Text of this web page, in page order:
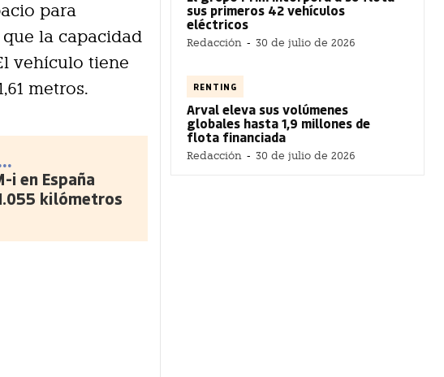
para
la capacidad
vehículo tiene
metros.
i en España
kilómetros
sus primeros 42 vehículos
eléctricos
Redacción - 30 de julio de 2026
RENTING
Arval eleva sus volúmenes
globales hasta 1,9 millones de
flota financiada
Redacción - 30 de julio de 2026